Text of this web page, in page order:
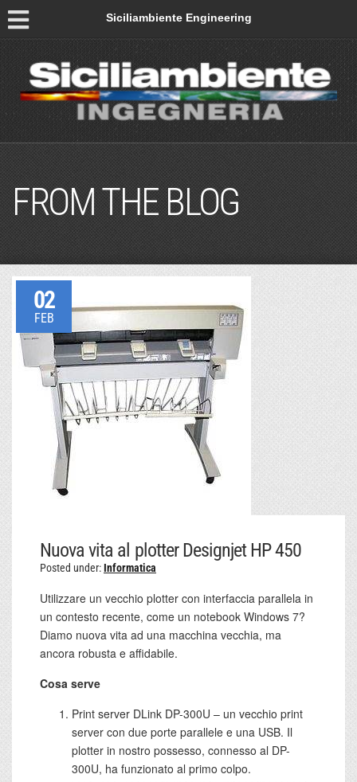
Siciliambiente Engineering
FROM THE BLOG
02
FEB
Nuova vita al plotter Designjet HP 450
Posted under:Informatica
Utilizzare un vecchio plotter con interfaccia parallela in
un contesto recente, come un notebook Windows 7?
Diamo nuova vita ad una macchina vecchia, ma
ancora robusta e affidabile.
Cosa serve
Print server DLink DP-300U – un vecchio print
server con due porte parallele e una USB. Il
plotter in nostro possesso, connesso al DP-
300U, ha funzionato al primo colpo.